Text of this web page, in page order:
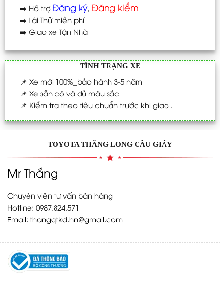
➡️ Hỗ trợ Đăng ký, Đăng kiểm
➡️ Lái Thử miễn phí
➡️ Giao xe Tận Nhà
TÌNH TRẠNG XE
📌 Xe mới 100%_bảo hành 3-5 năm
📌 Xe sẵn có và đủ màu sắc
📌 Kiểm tra theo tiêu chuẩn trước khi giao .
TOYOTA THĂNG LONG CẦU GIẤY
Mr Thắng
Chuyên viên tư vấn bán hàng
Hotline: 0987.824.571
Email: thangqtkd.hn@gmail.com